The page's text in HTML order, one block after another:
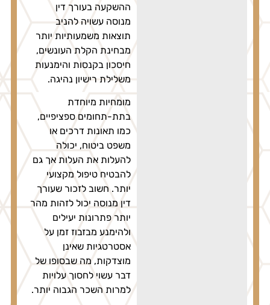
ההשקעה בעורך דין
מנוסה עשויה להניב
תוצאות משמעותיות יותר
מבחינת הקלת העונשים,
חיסכון בקנסות והימנעות
משלילת רישיון נהיגה.
מומחיות מיוחדת
בתת-תחומים ספציפיים,
כמו תאונות דרכים או
משפט ביטוח, יכולה
להעלות את העלות אך גם
להבטיח טיפול מקצועי
יותר. חשוב לזכור שעורך
דין מנוסה יכול לזהות מהר
יותר פתרונות יעילים
ולהימנע מבזבוז זמן על
אסטרטגיות שאינן
מוצדקות, מה שבסופו של
דבר עשוי לחסוך עלויות
למרות השכר הגבוה יותר.